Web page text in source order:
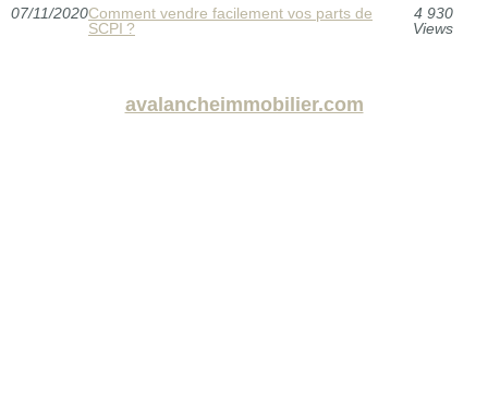
07/11/2020Comment vendre facilement vos parts de
SCPI ?
4 930
Views
avalancheimmobilier.com